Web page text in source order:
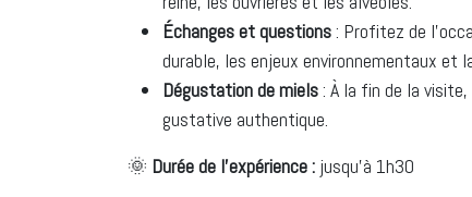
Échanges et questions: Profitez de
durable, les enjeux environnementaux et
Dégustation de miels: À la fin de la
gustative authentique.
🌞 Durée de l'expérience : jusqu'à 1h30